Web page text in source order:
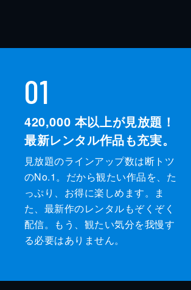
01
420,000 本以上が見放題！
最新レンタル作品も充実。
見放題のラインアップ数は断トツ
のNo.1。だから観たい作品を、た
っぷり、お得に楽しめます。ま
た、最新作のレンタルもぞくぞく
配信。もう、観たい気分を我慢す
る必要はありません。